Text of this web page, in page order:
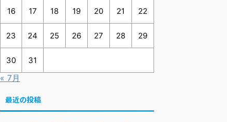
16 17 18 19 20 21 22
23 24 25 26 27 28 29
30 31
« 7月
最近の投稿